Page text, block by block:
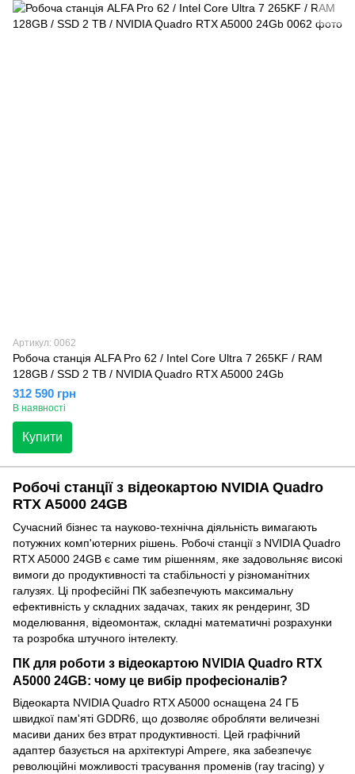
Артикул: 0062
Робоча станція ALFA Pro 62 / Intel Core Ultra 7 265KF / RAM
128GB / SSD 2 TB / NVIDIA Quadro RTX A5000 24Gb
312 590 грн
В наявності
Купити
Робочі станції з відеокартою NVIDIA Quadro
RTX A5000 24GB
Сучасний бізнес та науково-технічна діяльність вимагають
потужних комп'ютерних рішень. Робочі станції з NVIDIA Quadro
RTX A5000 24GB є саме тим рішенням, яке задовольняє високі
вимоги до продуктивності та стабільності у різноманітних
галузях. Ці професійні ПК забезпечують максимальну
ефективність у складних задачах, таких як рендеринг, 3D
моделювання, відеомонтаж, складні математичні розрахунки
та розробка штучного інтелекту.
ПК для роботи з відеокартою NVIDIA Quadro RTX
A5000 24GB: чому це вибір професіоналів?
Відеокарта NVIDIA Quadro RTX A5000 оснащена 24 ГБ
швидкої пам'яті GDDR6, що дозволяє обробляти величезні
масиви даних без втрат продуктивності. Цей графічний
адаптер базується на архітектурі Ampere, яка забезпечує
революційні можливості трасування променів (ray tracing) у